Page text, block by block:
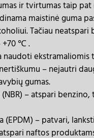
ir tvirtumas taip
maistinė guma
Tačiau
+70 ℃ .
– nejautri
gumas.
– atspari
(EPDM) – patvari,
naftos